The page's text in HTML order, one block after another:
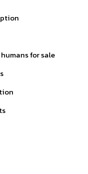
for sale